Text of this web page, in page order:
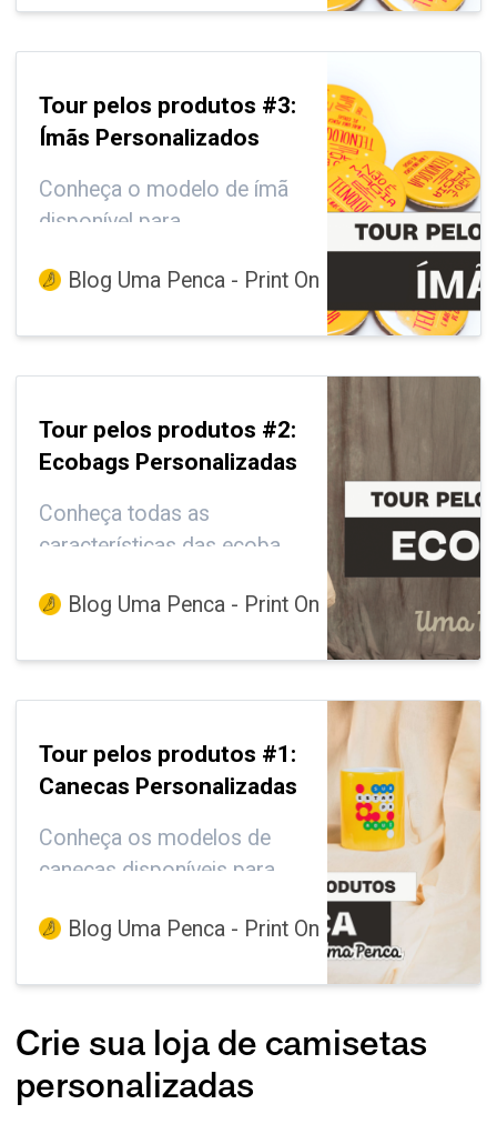
Tour pelos produtos #3:
Ímãs Personalizados
Conheça o modelo de ímã
disponível para
Penca.Blog Uma Penca - Print On Demand,
Tour pelos produtos #2:
Ecobags Personalizadas
Conheça todas as
características das ecobags
personalização em Uma
personalizadas!
Blog Uma Penca - Print On Demand,
Tour pelos produtos #1:
Canecas Personalizadas
Conheça os modelos de
canecas disponíveis para
Penca.Blog Uma Penca - Print On Demand,
Crie sua loja de camisetas
personalizadas